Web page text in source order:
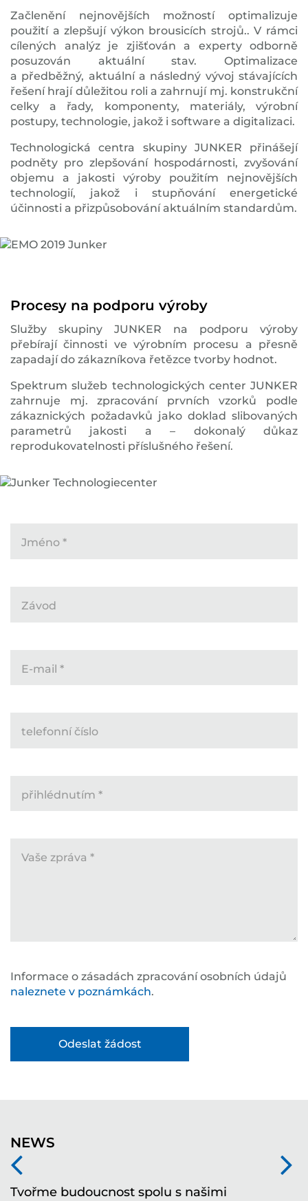
Začlenění nejnovějších možností optimalizuje
použití a zlepšují výkon brousicích strojů.. V rámci
cílených analýz je zjišťován a experty odborně
posuzován aktuální stav. Optimalizace
a předběžný, aktuální a následný vývoj stávajících
řešení hrají důležitou roli a zahrnují mj. konstrukční
celky a řady, komponenty, materiály, výrobní
postupy, technologie, jakož i software a digitalizaci.
Technologická centra skupiny JUNKER přinášejí
podněty pro zlepšování hospodárnosti, zvyšování
objemu a jakosti výroby použitím nejnovějších
technologií, jakož i stupňování energetické
účinnosti a přizpůsobování aktuálním standardům.
Procesy na podporu výroby
Služby skupiny JUNKER na podporu výroby
přebírají činnosti ve výrobním procesu a přesně
zapadají do zákazníkova řetězce tvorby hodnot.
Spektrum služeb technologických center JUNKER
zahrnuje mj. zpracování prvních vzorků podle
zákaznických požadavků jako doklad slibovaných
parametrů jakosti a – dokonalý důkaz
reprodukovatelnosti příslušného řešení.
Jméno *
Závod
E-mail *
telefonní číslo
přihlédnutím *
Vaše zpráva *
Informace o zásadách zpracování osobních údajů
naleznete v poznámkách.
NEWS
Tvořme budoucnost spolu s našimi